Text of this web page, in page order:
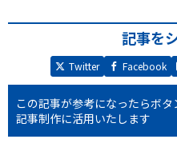
記事を
Twitter Facebook
この記事が参考になったらボタ
記事制作に活用いたします